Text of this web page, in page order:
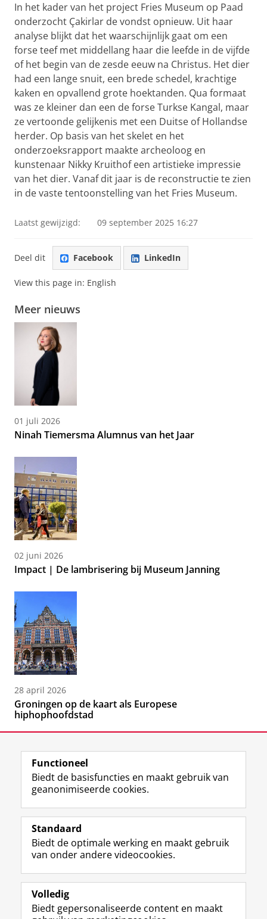
In het kader van het project Fries Museum op Paad
onderzocht Çakirlar de vondst opnieuw. Uit haar
analyse blijkt dat het waarschijnlijk gaat om een
forse teef met middellang haar die leefde in de vijfde
of het begin van de zesde eeuw na Christus. Het dier
had een lange snuit, een brede schedel, krachtige
kaken en opvallend grote hoektanden. Qua formaat
was ze kleiner dan een de forse Turkse Kangal, maar
ze vertoonde gelijkenis met een Duitse of Hollandse
herder. Op basis van het skelet en het
onderzoeksrapport maakte archeoloog en
kunstenaar Nikky Kruithof een artistieke impressie
van het dier. Vanaf dit jaar is de reconstructie te zien
in de vaste tentoonstelling van het Fries Museum.
Laatst gewijzigd: 09 september 2025 16:27
Deel dit Facebook LinkedIn
View this page in: English
Meer nieuws
01 juli 2026
Ninah Tiemersma Alumnus van het Jaar
02 juni 2026
Impact | De lambrisering bij Museum Janning
28 april 2026
Groningen op de kaart als Europese
hiphophoofdstad
Volg de RUG
F
a
e
b
o
p
L
i
k
e
I
-
R
S
-
f
e
R
I
n
t
r
m
Y
o
T
e
k
Studiekiezers
Alumni
Over ons
Functioneel
Biedt de basisfuncties en maakt gebruik van
geanonimiseerde cookies.
Standaard
Biedt de optimale werking en maakt gebruik
van onder andere videocookies.
Volledig
Biedt gepersonaliseerde content en maakt